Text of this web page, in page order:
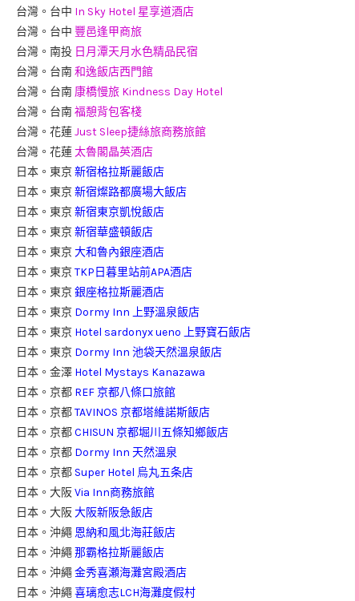
台灣。台中 In Sky Hotel 星享道酒店
台灣。台中 豐邑逢甲商旅
台灣。南投 日月潭天月水色精品民宿
台灣。台南和逸飯店西門館
台灣。台南 康橋慢旅 Kindness Day Hotel
台灣。台南福憩背包客棧
台灣。花蓮Just Sleep捷絲旅商務旅館
台灣。花蓮太魯閣晶英酒店
日本。東京新宿格拉斯麗飯店
日本。東京新宿燦路都廣場大飯店
日本。東京新宿東京凱悅飯店
日本。東京新宿華盛頓飯店
日本。東京大和魯內銀座酒店
日本。東京TKP日暮里站前APA酒店
日本。東京銀座格拉斯麗酒店
日本。東京 Dormy Inn 上野溫泉飯店
日本。東京 Hotel sardonyx ueno 上野寶石飯店
日本。東京 Dormy Inn 池袋天然溫泉飯店
日本。金澤 Hotel Mystays Kanazawa
日本。京都 REF 京都八條口旅館
日本。京都TAVINOS 京都塔維諾斯飯店
日本。京都CHISUN 京都堀川五條知鄉飯店
日本。京都 Dormy Inn 天然溫泉
日本。京都 Super Hotel 烏丸五条店
日本。大阪Via Inn商務旅館
日本。大阪大阪新阪急飯店
日本。沖繩 恩納和風北海莊飯店
日本。沖繩那霸格拉斯麗飯店
日本。沖繩金秀喜瀬海灘宮殿酒店
日本。沖繩喜璃愈志LCH海灘度假村